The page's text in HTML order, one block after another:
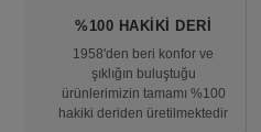
%100 HAKIKI DERI
1958'den beri konfor ve
şıklığın buluştuğu
ürünlerimizin tamamı %100
hakiki deriden üretilmektedir